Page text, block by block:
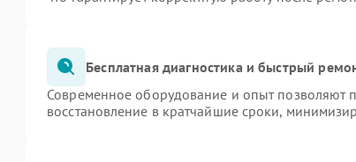
Бесплатная диагностика и быстрый
Современное оборудование и опыт позволяют
восстановление в кратчайшие сроки,